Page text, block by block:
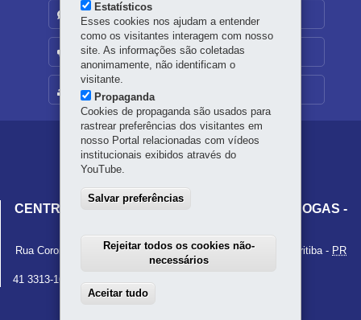
MAPA DO SITE
DENUNCIE CORRUPÇÃO
OUVIDORIA
Navegação
principal
DEPSD
CENTRO ESTADUAL DE POLÍTICA SOBRE DROGAS -
Rua Coronel Dulcídio, 800 - Batel (5º andar)-80420-170 Curitiba- PR
MAPA
41 3313-1646
Estatísticos
Esses cookies nos ajudam a entender
como os visitantes interagem com nosso
site. As informações são coletadas
anonimamente, não identificam o
visitante.
Propaganda
Cookies de propaganda são usados para
rastrear preferências dos visitantes em
nosso Portal relacionadas com vídeos
institucionais exibidos através do
YouTube.
Salvar preferências
Rejeitar todos os cookies não-
necessários
Aceitar tudo